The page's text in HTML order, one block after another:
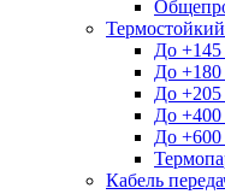
До
До +180
До
До +400
До
Кабель